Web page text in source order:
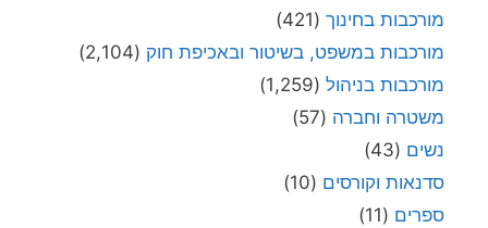
מורכבות בחינוך (421)
מורכבות במשפט, בשיטור ובאכיפת חוק (2,104)
מורכבות בניהול (1,259)
משטרה וחברה (57)
נשים (43)
סדנאות וקורסים (10)
ספרים (11)